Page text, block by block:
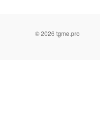
© 2026 tgme.pro